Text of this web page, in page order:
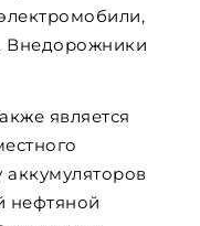
Внедорожники
является
нефтяной